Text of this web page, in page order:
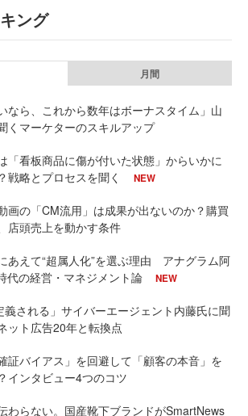
ング
月間
なら、これから数年はボーナスタイム」山
くマーケターのスキルアップ
「看板商品に傷が付いた状態」からいかに
戦略とプロセスを聞く
NEW
画の「CM流用」は成果が出ないのか？購買
店頭売上を動かす条件
あえて“超属人化”を選ぶ理由 アナグラム阿
代の経営・マネジメント論
NEW
義される」サイバーエージェント内藤氏に聞
ット広告20年と転換点
証バイアス」を回避して「顧客の本音」を
インタビュー4つのコツ
わらない。国産靴下ブランドがSmartNews